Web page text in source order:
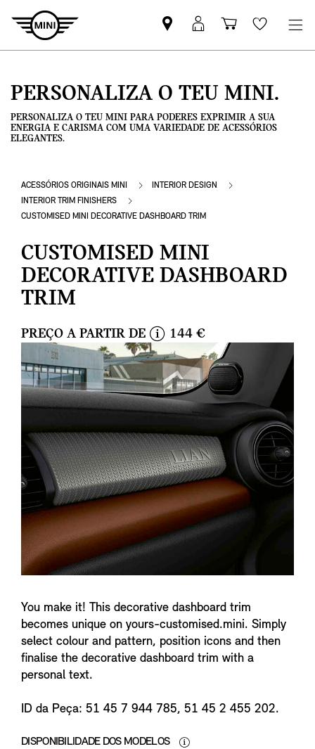
Pesquisar
parceiro
Iniciar
sessão
Carrinho
de
Wishlist
PERSONALIZA O TEU MINI.
PERSONALIZA O TEU MINI PARA PODERES EXPRIMIR A SUA
ENERGIA E CARISMA COM UMA VARIEDADE DE ACESSÓRIOS
ELEGANTES.
ACESSÓRIOS ORIGINAIS MINI
INTERIOR DESIGN
INTERIOR TRIM FINISHERS
CUSTOMISED MINI DECORATIVE DASHBOARD TRIM
CUSTOMISED MINI
DECORATIVE DASHBOARD
TRIM
PREÇO A PARTIR DE
i
n
f
o
144 €
You make it! This decorative dashboard trim
becomes unique on yours-customised.mini. Simply
select colour and pattern, position icons and then
finalise the decorative dashboard trim with a
personal text.
ID da Peça: 51 45 7 944 785, 51 45 2 455 202.
DISPONIBILIDADE DOS MODELOS